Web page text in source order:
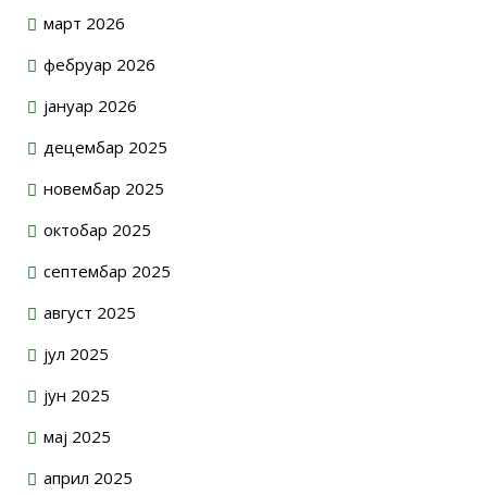
март 2026
фебруар 2026
јануар 2026
децембар 2025
новембар 2025
октобар 2025
септембар 2025
август 2025
јул 2025
јун 2025
мај 2025
април 2025